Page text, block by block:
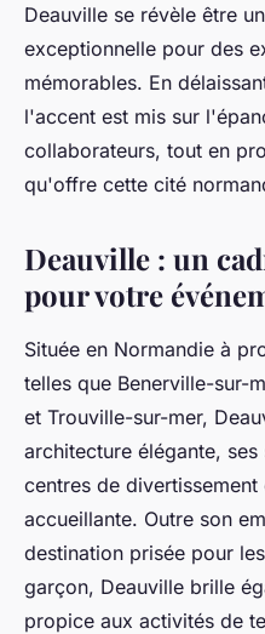
Deauville se révèle être
exceptionnelle pour des
mémorables. En
l'accent est mis sur
collaborateurs, tout en
qu'offre cette cité
Deauville : un
pour votre
Située en Normandie à
telles que Benerville-sur-
et Trouville-sur-mer,
architecture élégante,
centres de
accueillante. Outre son
destination prisée pour
garçon, Deauville brille
propice aux activités de